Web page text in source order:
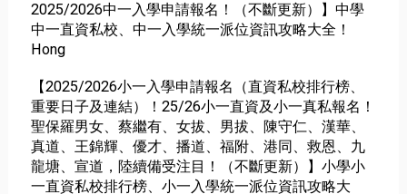
2025/2026中一入學申請報名！（不斷更新）】中學
中一直資私校、中一入學統一派位資訊攻略大全！
Hong
【2025/2026小一入學申請報名（直資私校排行榜、
重要日子及連結）！25/26小一直資及小一真私報名！
聖保羅男女、蔡繼有、女拔、男拔、陳守仁、漢華、
真道、王錦輝、優才、播道、福附、港同、救恩、九
龍塘、宣道，陸續備受注目！（不斷更新）】小學小
一直資私校排行榜、小一入學統一派位資訊攻略大